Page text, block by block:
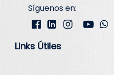
Síguenos en:
Links Útiles